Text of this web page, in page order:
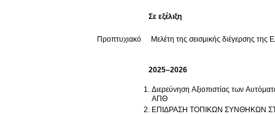
Σε εξέλιξη
Προπτυχιακό Μελέτη της σεισμικής διέγερσης
2025–2026
Διερεύνηση Αξιοπιστίας των
ΑΠΘ
ΕΠΙΔΡΑΣΗ ΤΟΠΙΚΩΝ ΣΥΝΘΗΚΩΝ